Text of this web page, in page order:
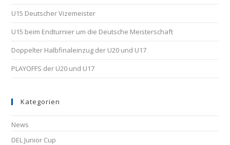
U15 Deutscher Vizemeister
U15 beim Endturnier um die Deutsche Meisterschaft
Doppelter Halbfinaleinzug der U20 und U17
PLAYOFFS der U20 und U17
Kategorien
News
DEL Junior Cup